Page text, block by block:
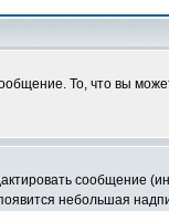
То, что вы
сообщение
небольшая